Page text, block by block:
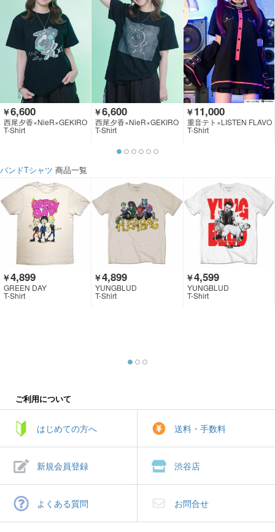
￥6,600
西尾夕香×NieR×GEKIRO
CK CLOTHING
T-Shirt
￥6,600
西尾夕香×NieR×GEKIRO
CK CLOTHING
T-Shirt
￥11,000
重音テト×LISTEN FLAVO
R
T-Shirt
バンドTシャツ 商品一覧
￥4,899
GREEN DAY
T-Shirt
￥4,899
YUNGBLUD
T-Shirt
￥4,599
YUNGBLUD
T-Shirt
ご利用について
はじめての方へ 送料・手数料
新規会員登録 渋谷店
よくある質問 お問合せ